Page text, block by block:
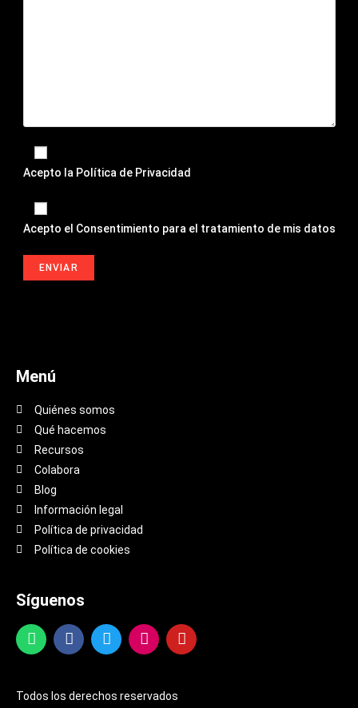
Acepto la Política de Privacidad
Acepto el Consentimiento para el tratamiento de mis datos
Menú
Quiénes somos
Qué hacemos
Recursos
Colabora
Blog
Información legal
Política de privacidad
Política de cookies
Síguenos
Todos los derechos reservados